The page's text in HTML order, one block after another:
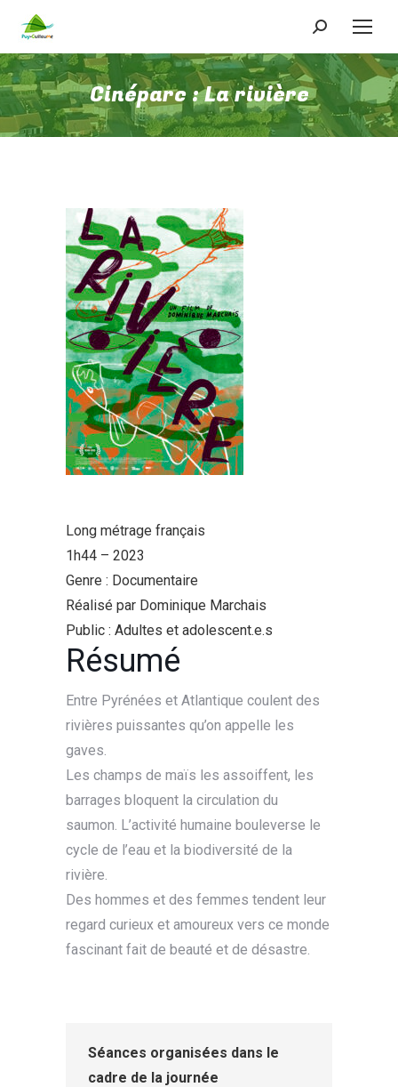
Recherche
:
Cinéparc : La rivière
Long métrage français
1h44 – 2023
Genre : Documentaire
Réalisé par Dominique Marchais
Public : Adultes et adolescent.e.s
Résumé
Entre Pyrénées et Atlantique coulent des
rivières puissantes qu’on appelle les
gaves.
Les champs de maïs les assoiffent, les
barrages bloquent la circulation du
saumon. L’activité humaine bouleverse le
cycle de l’eau et la biodiversité de la
rivière.
Des hommes et des femmes tendent leur
regard curieux et amoureux vers ce monde
fascinant fait de beauté et de désastre.
Séances organisées dans le
cadre de la journée